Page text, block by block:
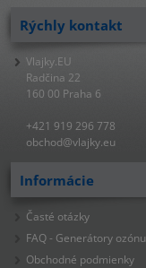
Rýchly kontakt
Vlajky.EU
Radčina 22
160 00 Praha 6
+421 919 296 778
obchod@vlajky.eu
Informácie
Časté otázky
FAQ - Generátory ozónu
Obchodné podmienky